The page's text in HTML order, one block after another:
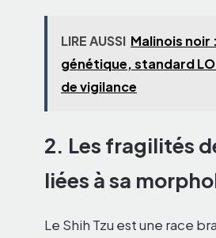
LIRE AUSSI Malinois noir
génétique, standard
de vigilance
2. Les fragilités
liées à sa
Le Shih Tzu est une race